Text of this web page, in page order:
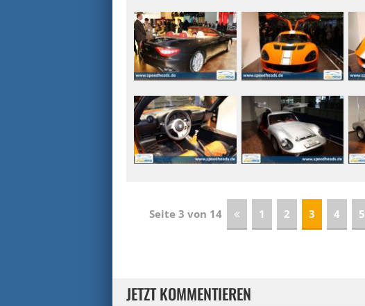
Seite 3 von 14 1 2 3 4 5
JETZT KOMMENTIEREN